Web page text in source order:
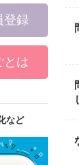
登録
とは
など